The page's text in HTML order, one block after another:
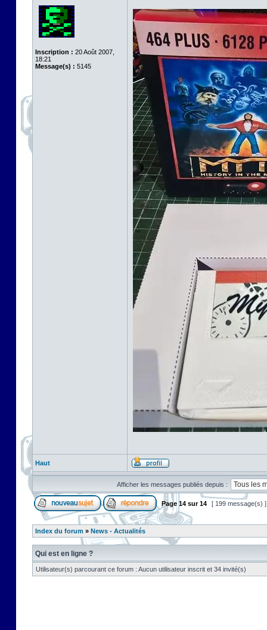
Inscription : 20 Août 2007,
18:21
Message(s) : 5145
Haut
Afficher les messages publiés depuis :
Page 14 sur14 [ 199 message(s)
Index du forum » News - Actualités
Qui est en ligne ?
Utilisateur(s) parcourant ce forum : Aucun utilisateur inscrit et 34 invité(s)